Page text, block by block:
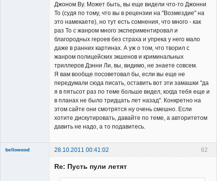
Джоном Ву. Может быть, вы еще видели что-то Джонни
То (судя по тому, что вы в рецензии на "Возмездие" на
это намекаете), но тут есть сомнения, что много - как
раз То с жанром много экспериментировал и
благородных героев без страха и упрека у него мало
даже в ранних картинах. А уж о том, что творил с
жанром полицейских экшенов и криминальных
триллеров Дэнни Ли, вы, видимо, не знаете совсем.
Я вам вообще посоветовал бы, если вы еще не
передумали сюда писать, оставить вот эти замашки "да
я в пятьсот раз по теме больше видел, когда тебя еще и
в планах не было тридцать лет назад". Конкретно на
этом сайте они смотрятся ну очень смешно. Если
хотите дискутировать, давайте по теме, а авторитетом
давить не надо, а то подавитесь.
62
bellowood
28.10.2011 00:41:02
Re: Пусть пули летят